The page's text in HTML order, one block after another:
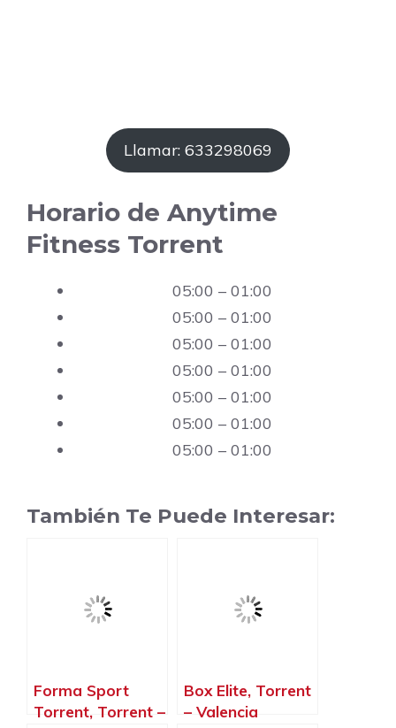
Llamar: 633298069
Horario de Anytime
Fitness Torrent
05:00 – 01:00
05:00 – 01:00
05:00 – 01:00
05:00 – 01:00
05:00 – 01:00
05:00 – 01:00
05:00 – 01:00
También Te Puede Interesar:
Forma Sport
Torrent, Torrent –
Box Elite, Torrent
– Valencia